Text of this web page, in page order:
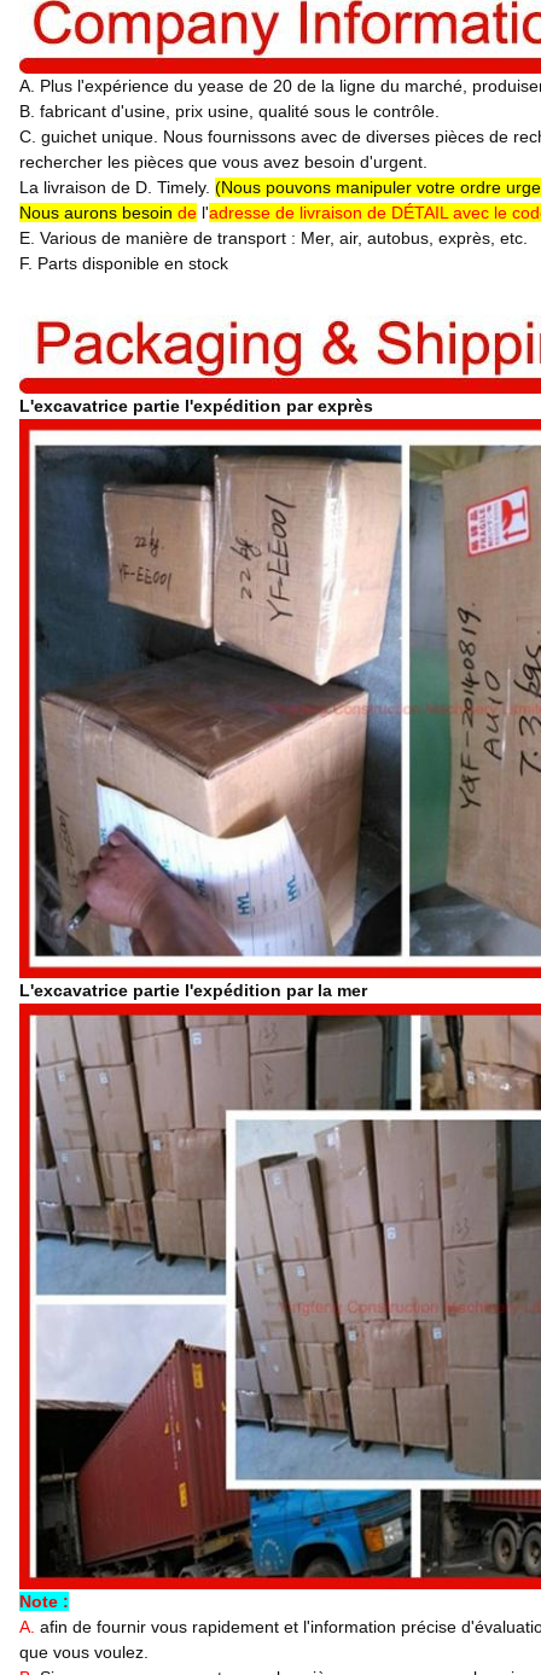
A. Plus l'expérience du yease de 20 de la ligne du marché,
B. fabricant d'usine, prix usine, qualité sous le contrôle.
C. guichet unique. Nous fournissons avec de diverses pièces de
rechercher les pièces que vous avez besoin d'urgent.
La livraison de D. Timely. (Nous pouvons manipuler votre ordre
Nous aurons besoin de l'adresse de livraison de DÉTAIL avec le
E. Various de manière de transport : Mer, air, autobus, exprès, etc.
F. Parts disponible en stock
L'excavatrice partie l'expédition par exprès
L'excavatrice partie l'expédition par la mer
Note :
A. afin de fournir vous rapidement et l'information précise
que vous voulez.